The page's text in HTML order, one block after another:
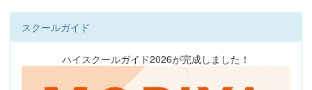
スクールガイド
ハイスクールガイド2026が完成しました！